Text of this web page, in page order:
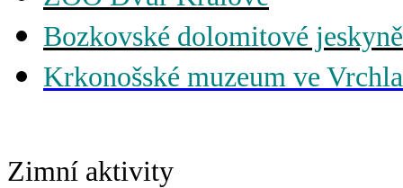
Bozkovské dolomitové jeskyně
Krkonošské muzeum ve
Zimní aktivity